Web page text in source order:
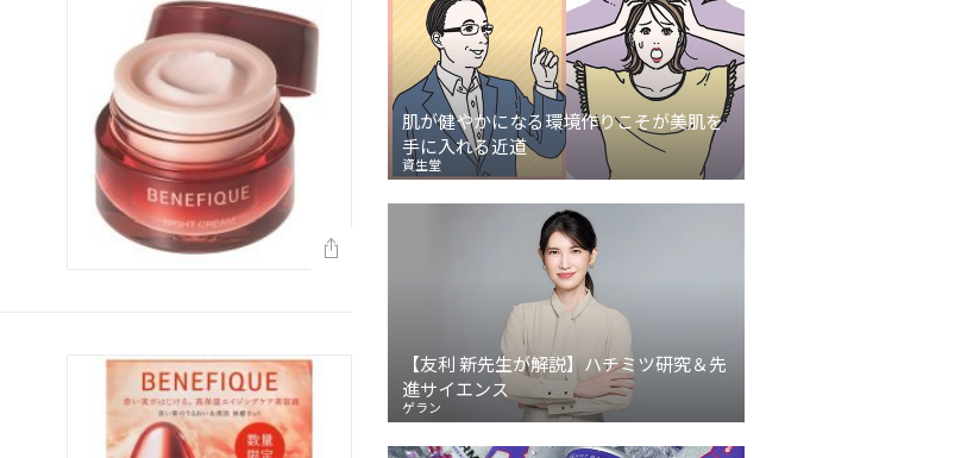
肌が健やかになる環境作りこそが美肌を
手に入れる近道
資生堂
【友利 新先生が解説】ハチミツ研究＆先
進サイエンス
ゲラン